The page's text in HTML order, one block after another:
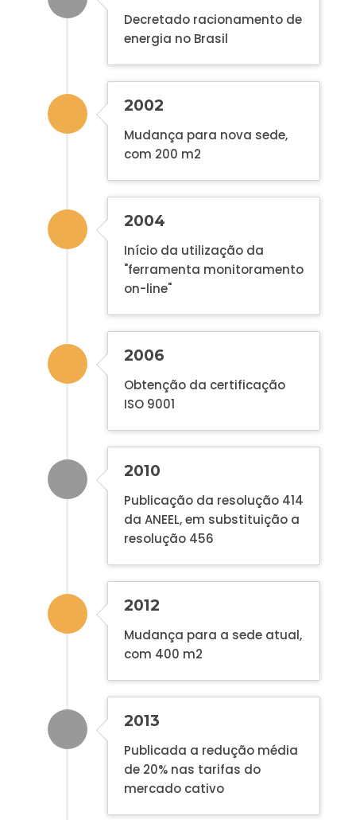
Decretado racionamento de
energia no Brasil
2002
Mudança para nova sede,
com 200 m2
2004
Início da utilização da
"ferramenta monitoramento
on-line"
2006
Obtenção da certificação
ISO 9001
2010
Publicação da resolução 414
da ANEEL, em substituição a
resolução 456
2012
Mudança para a sede atual,
com 400 m2
2013
Publicada a redução média
de 20% nas tarifas do
mercado cativo